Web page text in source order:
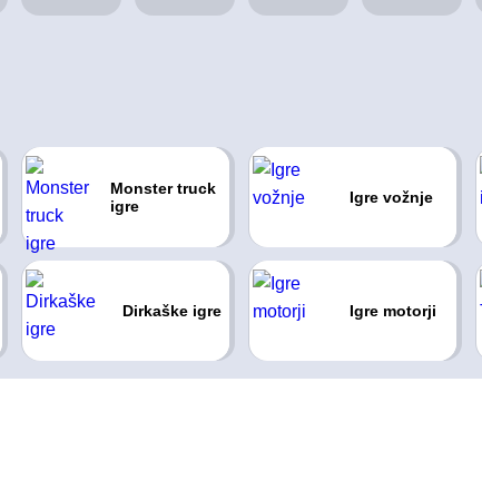
Monster truck
igre
Igre vožnje
Dirkaške igre Igre motorji